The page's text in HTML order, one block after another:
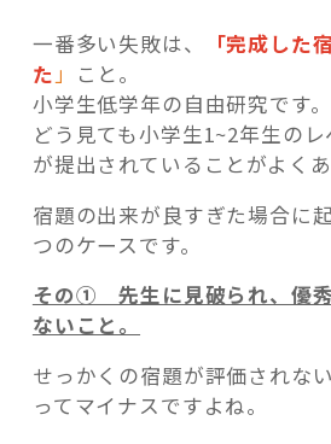
一番多い失敗は、
「完成した
た」
こと。
小学生低学年の自由研究です。
どう見ても小学生1~2年生の
が提出されていることがよくあ
宿題の出来が良すぎた場合に
つのケースです。
その① 先生に見破られ、優
ないこと。
せっかくの宿題が評価されな
ってマイナスですよね。